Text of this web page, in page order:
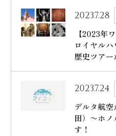
2023.7.28
【2023年
ロイヤル
歴史ツアー
2023.7.24
デルタ航
田）〜ホ
す！
シェラトン・ワイキキ・ビー
ロイヤルハワイアン ラグジュ
モアナサーフライダー ウェ
シェラトン プリンセス・カイ
シェラトン・マウイ・リゾー
ご予約内容の確認・キャン